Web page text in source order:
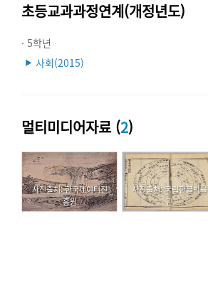
초등교과과정연계(개정년도)
· 5학년
▶ 사회(2015)
멀티미디어자료 (2)
사진출처: 한국데이터진
흥원
사진출처: 국립한글박물
관